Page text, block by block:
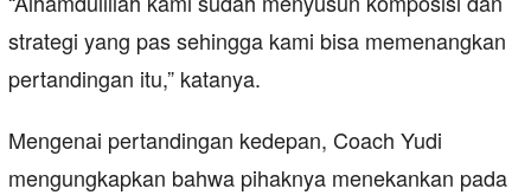
strategi yang pas sehingga kami bisa memenangkan
pertandingan itu,” katanya.
Mengenai pertandingan kedepan, Coach Yudi
mengungkapkan bahwa pihaknya menekankan pada